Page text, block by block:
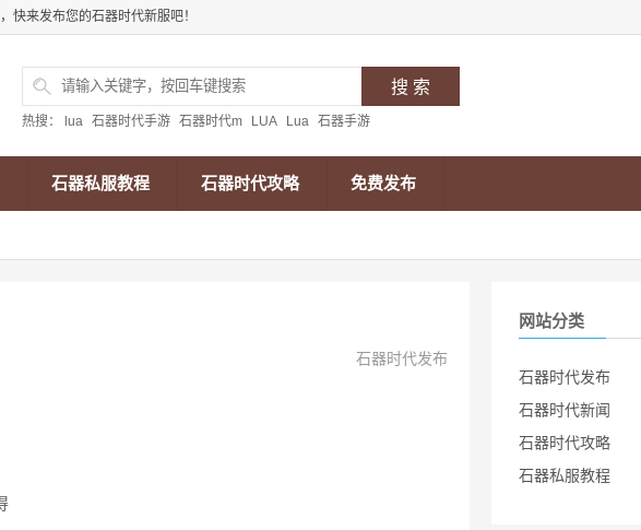
快来发布您的石器时代新服吧！
热搜： lua 石器时代手游 石器时代m LUA Lua 石器手游
石器私服教程 石器时代攻略 免费发布
石器时代发布
网站分类
石器时代发布
石器时代新闻
石器时代攻略
石器私服教程